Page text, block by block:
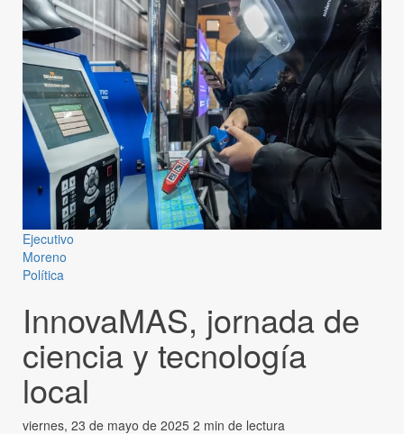
Ejecutivo
Moreno
Política
InnovaMAS, jornada de
ciencia y tecnología
local
viernes, 23 de mayo de 2025 2 min de lectura